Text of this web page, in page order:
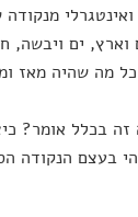
ים ויבשה,
מה שהיה מאז
בכלל אומר?